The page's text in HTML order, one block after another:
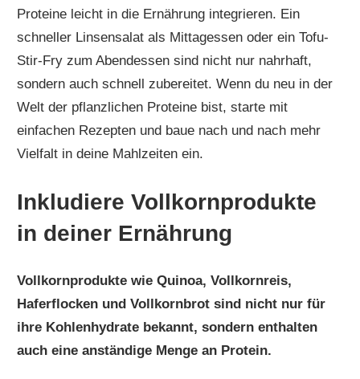
Proteine leicht in die Ernährung integrieren. Ein
schneller Linsensalat als Mittagessen oder ein Tofu-
Stir-Fry zum Abendessen sind nicht nur nahrhaft,
sondern auch schnell zubereitet. Wenn du neu in der
Welt der pflanzlichen Proteine bist, starte mit
einfachen Rezepten und baue nach und nach mehr
Vielfalt in deine Mahlzeiten ein.
Inkludiere Vollkornprodukte
in deiner Ernährung
Vollkornprodukte wie Quinoa, Vollkornreis,
Haferflocken und Vollkornbrot sind nicht nur für
ihre Kohlenhydrate bekannt, sondern enthalten
auch eine anständige Menge an Protein.